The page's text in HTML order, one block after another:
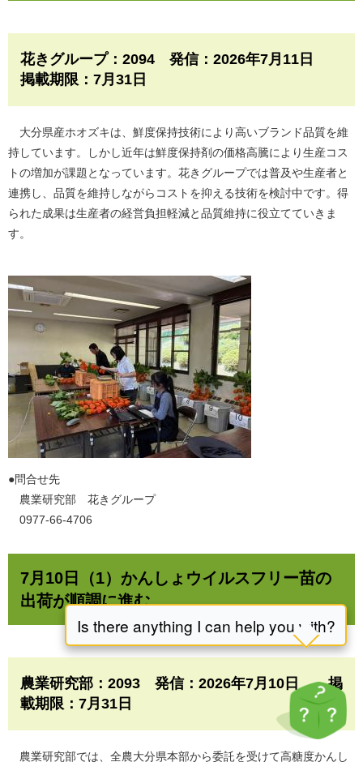
花きグループ：2094 発信：2026年7月11日
掲載期限：7月31日​
大分県産ホオズキは、鮮度保持技術により高いブランド品質を維
持しています。しかし近年は鮮度保持剤の価格高騰により生産コス
トの増加が課題となっています。花きグループでは普及や生産者と
連携し、品質を維持しながらコストを抑える技術を検討中です。得
られた成果は生産者の経営負担軽減と品質維持に役立てていきま
す。
​●問合せ先
農業研究部 花きグループ
0977-66-4706
7月10日（1）かんしょウイルスフリー苗の
出荷が順調に進む
農業研究部：2093 発信：2026年7月10日 掲
載期限：7月31日​
農業研究部では、全農大分県本部から委託を受けて高糖度かんし